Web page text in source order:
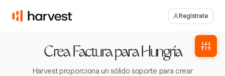
Regístrate
Crea Factura para Hungría
Harvest proporciona un sólido soporte para crear